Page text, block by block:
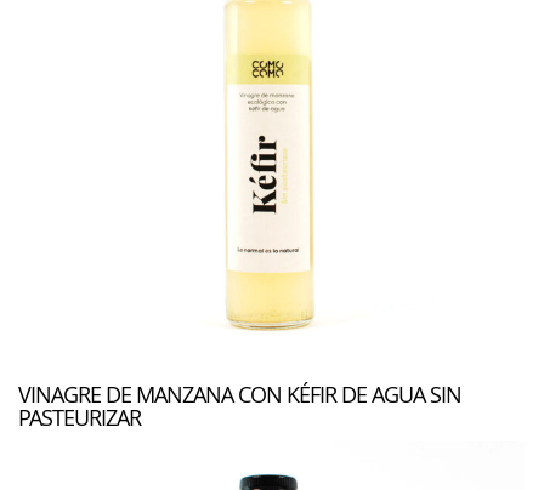
VINAGRE DE MANZANA CON KÉFIR DE AGUA SIN
PASTEURIZAR